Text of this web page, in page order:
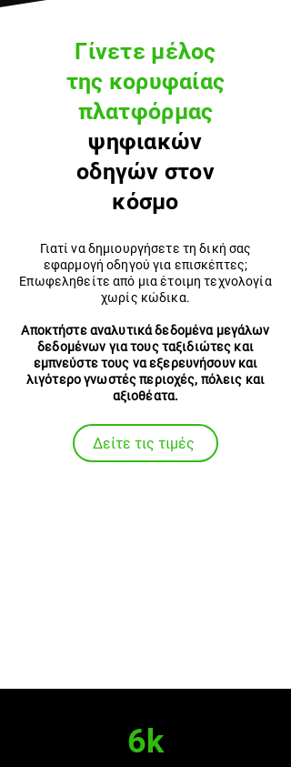
Γίνετε μέλος
της κορυφαίας
πλατφόρμας
ψηφιακών
οδηγών στον
κόσμο
Γιατί να δημιουργήσετε τη δική σας
εφαρμογή οδηγού για επισκέπτες;
Επωφεληθείτε από μια έτοιμη τεχνολογία
χωρίς κώδικα.
Αποκτήστε αναλυτικά δεδομένα μεγάλων
δεδομένων για τους ταξιδιώτες και
εμπνεύστε τους να εξερευνήσουν και
λιγότερο γνωστές περιοχές, πόλεις και
αξιοθέατα.
Δείτε τις τιμές
6k